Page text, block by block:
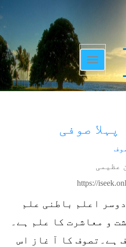
Toggle
navigation
صوفی
عظیمی
https://
اعلم باطنی علم
و معاشرت کا علم ہے۔
ہے۔تصوف کا آ غاز اس